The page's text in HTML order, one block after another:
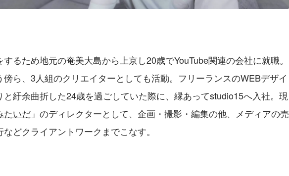
るため地元の奄美大島から上京し20歳でYouTube関連の会社に就職。
ら、3人組のクリエイターとしても活動。フリーランスのWEBデザイ
と紆余曲折した24歳を過ごしていた際に、縁あってstudio15へ入社。現
たいだ 」のディレクターとして、企画・撮影・編集の他、メディアの売
どクライアントワークまでこなす。